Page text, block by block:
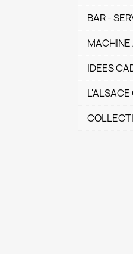
BAR -
MACHINE
IDEES